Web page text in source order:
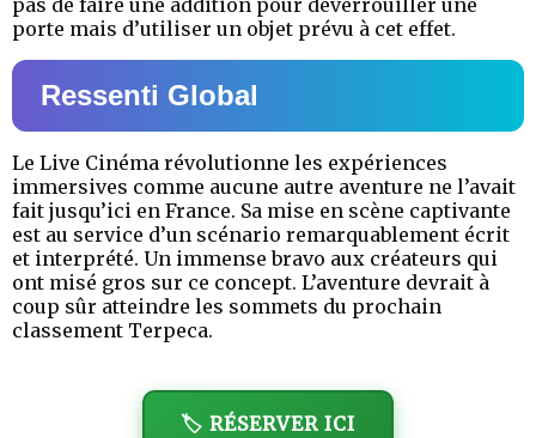
pas de faire une addition pour déverrouiller une
porte mais d’utiliser un objet prévu à cet effet.
Ressenti Global
Le Live Cinéma révolutionne les expériences
immersives comme aucune autre aventure ne l’avait
fait jusqu’ici en France. Sa mise en scène captivante
est au service d’un scénario remarquablement écrit
et interprété. Un immense bravo aux créateurs qui
ont misé gros sur ce concept. L’aventure devrait à
coup sûr atteindre les sommets du prochain
classement Terpeca.
🏷️ RÉSERVER ICI